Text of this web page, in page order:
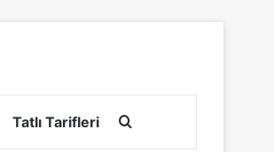
Tatlı Tarifleri